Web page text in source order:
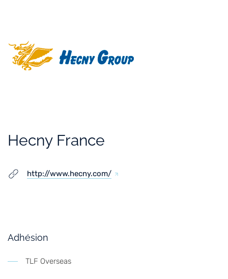
Hecny France
http://www.hecny.com/
Adhésion
TLF Overseas